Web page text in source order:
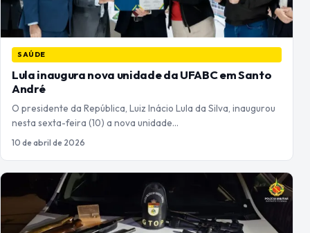
SAÚDE
Lula inaugura nova unidade da UFABC em Santo
André
O presidente da República, Luiz Inácio Lula da Silva, inaugurou
nesta sexta-feira (10) a nova unidade…
10 de abril de 2026